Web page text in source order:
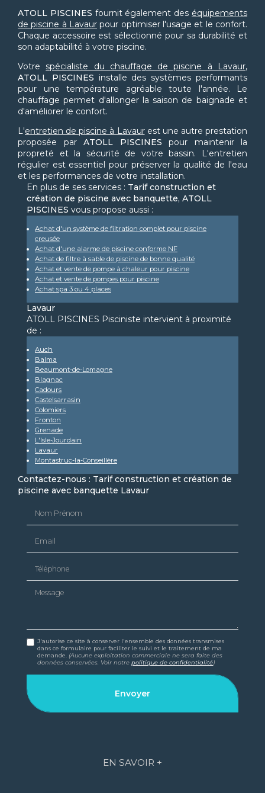
ATOLL PISCINES fournit également des équipements
de piscine à Lavaur pour optimiser l'usage et le confort.
Chaque accessoire est sélectionné pour sa durabilité et
son adaptabilité à votre piscine.
Votre spécialiste du chauffage de piscine à Lavaur,
ATOLL PISCINES installe des systèmes performants
pour une température agréable toute l'année. Le
chauffage permet d'allonger la saison de baignade et
d'améliorer le confort.
L'entretien de piscine à Lavaurest une autre prestation
proposée par ATOLL PISCINES pour maintenir la
propreté et la sécurité de votre bassin. L'entretien
régulier est essentiel pour préserver la qualité de l'eau
et les performances de votre installation.
En plus de ses services : Tarif construction et
création de piscine avec banquette, ATOLL
PISCINES vous propose aussi :
Achat d'un système de filtration complet pour piscine
creusée
Achat d'une alarme de piscine conforme NF
Achat de filtre à sable de piscine de bonne qualité
Achat et vente de pompe à chaleur pour piscine
Achat et vente de pompes pour piscine
Achat spa 3 ou 4 places
Lavaur
ATOLL PISCINES Pisciniste intervient à proximité
de :
Auch
Balma
Beaumont-de-Lomagne
Blagnac
Cadours
Castelsarrasin
Colomiers
Fronton
Grenade
L'Isle-Jourdain
Lavaur
Montastruc-la-Conseillère
Contactez-nous : Tarif construction et création de
piscine avec banquette Lavaur
Message
J'autorise ce site à conserver l'ensemble des données transmises
dans ce formulaire pour faciliter le suivi et le traitement de ma
demande. (Aucune exploitation commerciale ne sera faite des
données conservées. Voir notrepolitique de confidentialité)
EN SAVOIR +